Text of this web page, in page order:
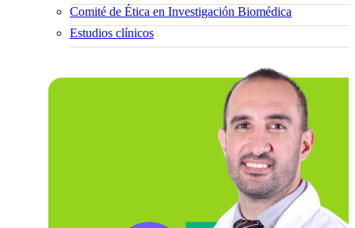
Comité de Ética en Investigación Biomédica
Estudios clínicos